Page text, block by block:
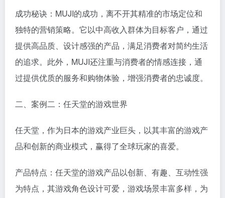
成功秘诀：MUJI的成功，离不开其精准的市场定位和
独特的营销策略。它以中高收入群体为目标客户，通过
提供高品质、设计感强的产品，满足消费者对简约生活
的追求。此外，MUJI还注重与消费者的情感连接，通
过提供优质的服务和购物体验，增强消费者的忠诚度。
二、案例二：任天堂的游戏世界
任天堂，作为日本的游戏产业巨头，以其丰富的游戏产
品和创新的商业模式，赢得了全球玩家的喜爱。
产品特点：任天堂的游戏产品以创新、有趣、互动性强
为特点，其游戏角色设计可爱，游戏场景丰富多样，为